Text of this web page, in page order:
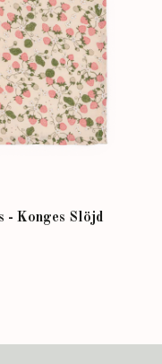
- Konges Slöjd